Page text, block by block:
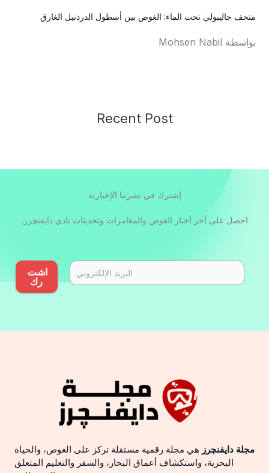
متحف جاليبولي تحت الماء: الغوص بين أسطول الدردنيل الغارق
بواسطة Mohsen Nabil
Recent Post
إشترك في نشرتنا الإخبارية
احصل على آخر أخبار الغوص والمغامرات وتحديثات نادي دايفنچرز.
اشت
رك
مجلة دايفنچرزهي مجلة رقمية مستقلة تركز على الغوص، والحياة
البحرية، واستكشاف أعماق البحار، والسفر والتعليم المتعلق